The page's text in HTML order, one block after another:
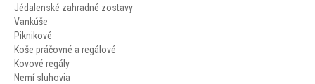
Jédalenské zahradné zostavy
Vankúše
Piknikové
Koše práčovné a regálové
Kovové regály
Nemí sluhovia